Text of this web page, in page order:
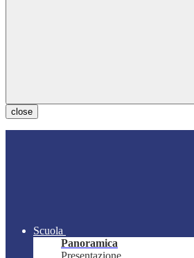
close
Scuola
Panoramica